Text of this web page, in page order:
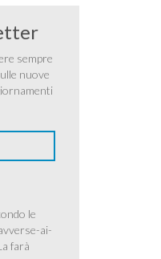
sempre
nuove
le
ai-
farà